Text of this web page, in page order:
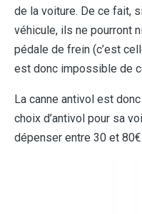
de la voiture. De ce fait,
véhicule, ils ne pourront
pédale de frein (c’est
est donc impossible de
La canne antivol est
choix d’antivol pour sa
dépenser entre 30 et 80€.